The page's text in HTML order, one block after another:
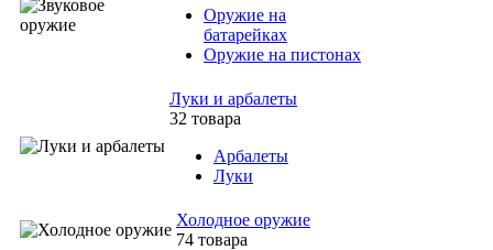
Оружие на
батарейках
Оружие на пистонах
Луки и арбалеты
32 товара
Арбалеты
Луки
Холодное оружие
74 товара